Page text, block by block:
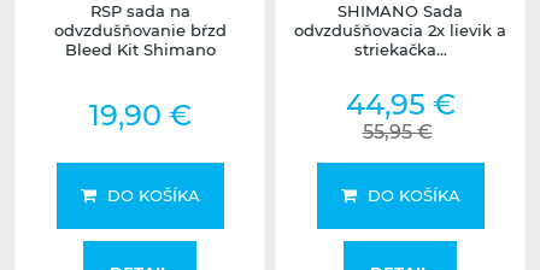
RSP sada na
odvzdušňovanie bŕzd
Bleed Kit Shimano
19,90 €
DO KOŠÍKA
SHIMANO Sada
odvzdušňovacia 2x lievik a
striekačka...
44,95 €
55,95 €
DO KOŠÍKA